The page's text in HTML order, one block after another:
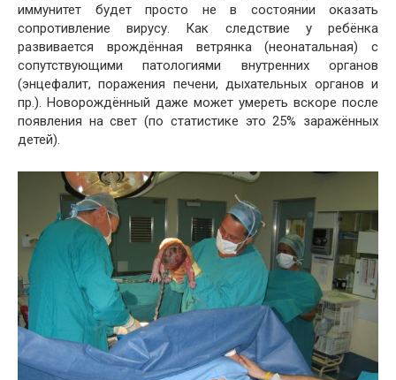
иммунитет будет просто не в состоянии оказать
сопротивление вирусу. Как следствие у ребёнка
развивается врождённая ветрянка (неонатальная) с
сопутствующими патологиями внутренних органов
(энцефалит, поражения печени, дыхательных органов и
пр.). Новорождённый даже может умереть вскоре после
появления на свет (по статистике это 25% заражённых
детей).